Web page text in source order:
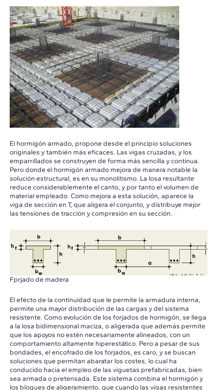
El hormigón armado, propone desde el principio soluciones
originales y también más eficaces. Las vigas cruzadas, y los
emparrillados se construyen de forma más sencilla y continua.
Pero donde el hormigón armado mejora de manera notable la
solución estructural, es en su monolitismo. La losa resultante
reduce considerablemente el canto, y por tanto el volumen de
material empleado. Como mejora a esta solución, aparece la
viga de sección en T, que aligera el conjunto, y distribuye mejor
las tensiones de tracción y compresión en su sección.
Fprjado de madera
El efecto de la continuidad que le permite la armadura interna,
permite una mayor distribución de las cargas y del sistema
resistente. Como evolución de los forjados de hormigón, se llega
a la losa bidimensional maciza, o aligerada que además permite
que los apoyos no estén necesariamente alineados, con un
comportamiento altamente hiperestático. Pero a pesar de sus
bondades, el encofrado de los forjados, es caro, y se buscan
soluciones que permitan abaratar los costes, lo cual ha
conducido hacia el empleo de las viguetas prefabricadas, bien
sea armada o pretensada. Este sistema combina el hormigón y
los bloques de aligeramiento, que cuando las vigas resistentes